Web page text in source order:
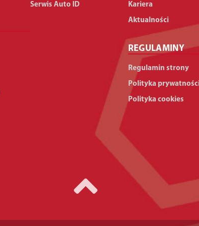
Serwis Auto ID Kariera
Aktualności
REGULAMINY
Regulamin strony
Polityka
Polityka cookies